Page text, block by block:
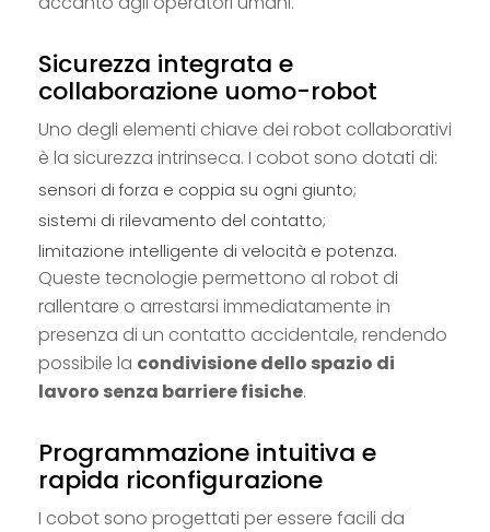
Sicurezza integrata e
collaborazione uomo-robot
Uno degli elementi chiave dei robot collaborativi
è la sicurezza intrinseca. I cobot sono dotati di:
sensori di forza e coppia su ogni giunto;
sistemi di rilevamento del contatto;
limitazione intelligente di velocità e potenza.
Queste tecnologie permettono al robot di
rallentare o arrestarsi immediatamente in
presenza di un contatto accidentale, rendendo
possibile la condivisione dello spazio di
lavoro senza barriere fisiche.
Programmazione intuitiva e
rapida riconfigurazione
I cobot sono progettati per essere facili da